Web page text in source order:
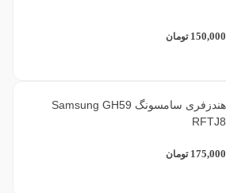
150,000 تومان
هندزفری سامسونگ Samsung GH59
RFTJ8
175,000 تومان